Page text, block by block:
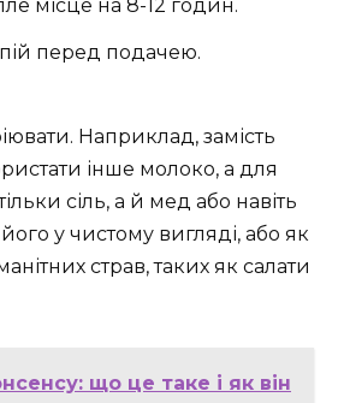
місце на 8-12 годин.
перед подачею.
Наприклад, замість
інше молоко, а для
сіль, а й мед або навіть
у чистому вигляді, або як
страв, таких як салати
що це таке і як він